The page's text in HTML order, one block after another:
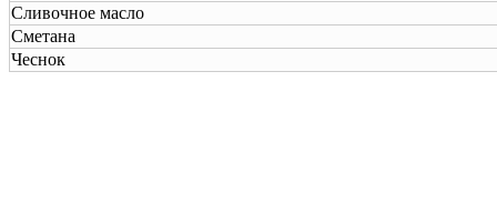
Сливочное масло
Сметана
Чеснок